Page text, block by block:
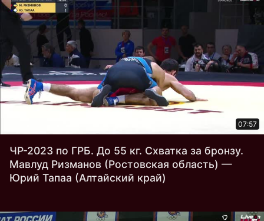
07:57
ЧР-2023 по ГРБ. До 55 кг. Схватка за бронзу.
Мавлуд Ризманов (Ростовская область) —
Юрий Тапаа (Алтайский край)